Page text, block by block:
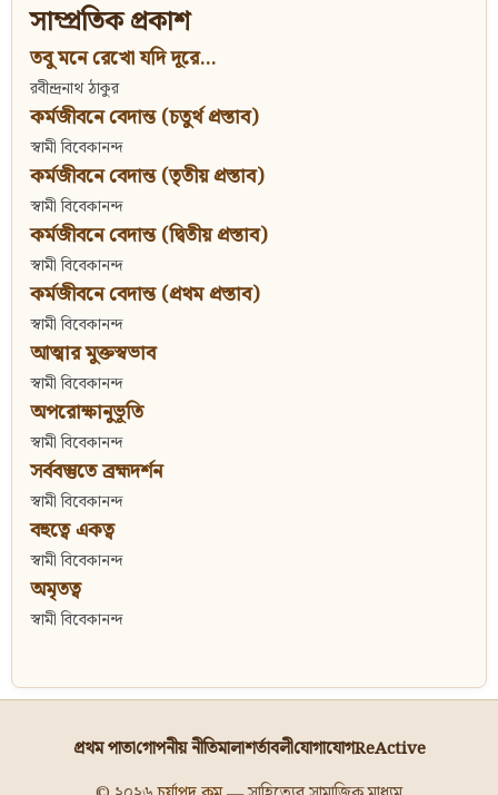
সাম্প্রতিক প্রকাশ
তবু মনে রেখো যদি দূরে...
রবীন্দ্রনাথ ঠাকুর
কর্মজীবনে বেদান্ত (চতুর্থ প্রস্তাব)
স্বামী বিবেকানন্দ
কর্মজীবনে বেদান্ত (তৃতীয় প্রস্তাব)
স্বামী বিবেকানন্দ
কর্মজীবনে বেদান্ত (দ্বিতীয় প্রস্তাব)
স্বামী বিবেকানন্দ
কর্মজীবনে বেদান্ত (প্রথম প্রস্তাব)
স্বামী বিবেকানন্দ
আত্মার মুক্তস্বভাব
স্বামী বিবেকানন্দ
অপরোক্ষানুভূতি
স্বামী বিবেকানন্দ
সর্ববস্তুতে ব্রহ্মদর্শন
স্বামী বিবেকানন্দ
বহুত্বে একত্ব
স্বামী বিবেকানন্দ
অমৃতত্ব
স্বামী বিবেকানন্দ
প্রথম পাতাগোপনীয় নীতিমালাশর্তাবলীযোগাযোগReActive